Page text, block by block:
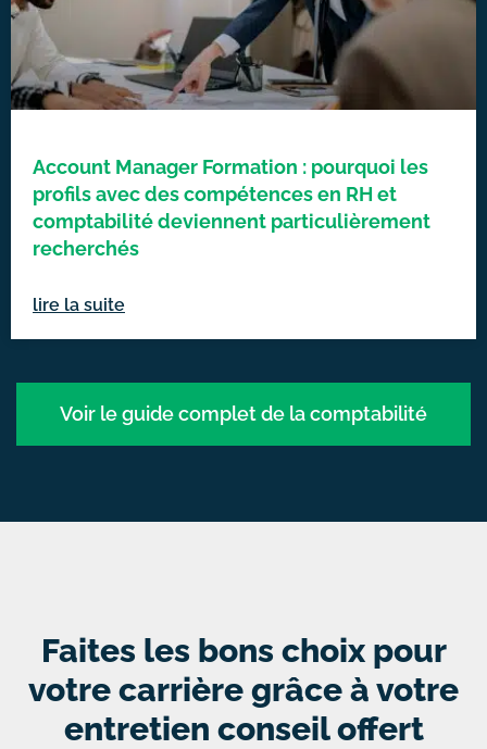
Account Manager Formation : pourquoi les
profils avec des compétences en RH et
comptabilité deviennent particulièrement
recherchés
lire la suite
Voir le guide complet de la comptabilité
Faites les bons choix pour
votre carrière grâce à votre
entretien conseil offert